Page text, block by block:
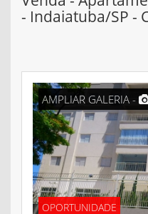
- Indaiatuba/SP -
AMPLIAR GALERIA -
OPORTUNIDADE